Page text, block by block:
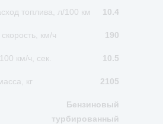
топлива, л/100 км
км/ч
км/ч, сек.
кг
10.4
190
10.5
2105
Бензиновый
турбированный